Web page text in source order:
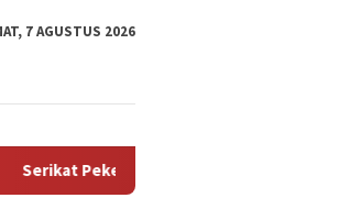
7 AGUSTUS 2026
Pekerja FSPMI PT Indomarco Prismatama